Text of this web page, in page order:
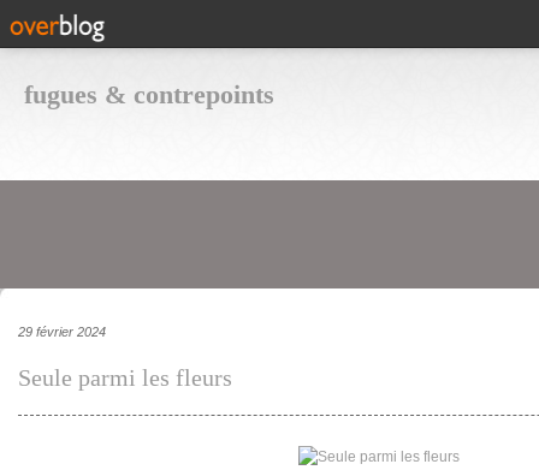
fugues & contrepoints
29 février 2024
Seule parmi les fleurs